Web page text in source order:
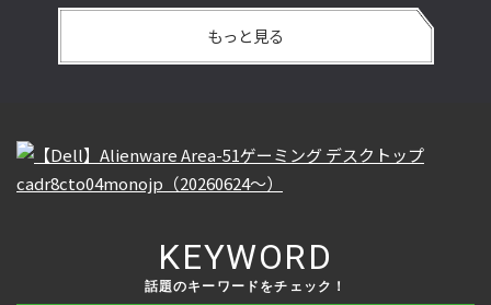
もっと見る
KEYWORD
話題のキーワードをチェック！